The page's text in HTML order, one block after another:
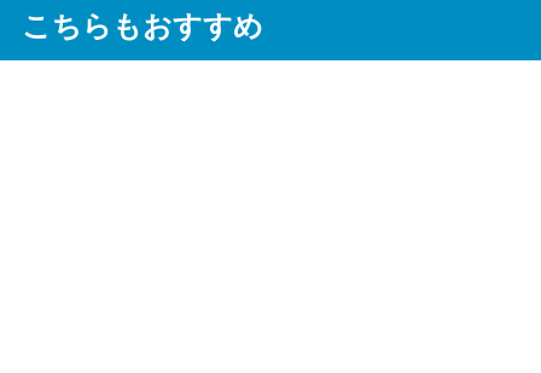
こちらもおすすめ